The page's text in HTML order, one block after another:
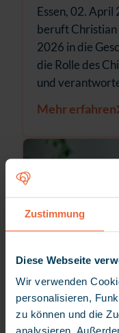
Zustimmung
Diese Webseite
Wir verwenden
personalisieren,
zu können und die
Essen, 02.
beruft Christian
2026 in die
die Rolle des
und
Mehr erfahren